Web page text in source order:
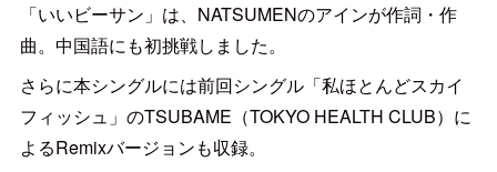
「いいビーサン」は、NATSUMENのアインが作詞・作
曲。中国語にも初挑戦しました。
さらに本シングルには前回シングル「私ほとんどスカイ
フィッシュ」のTSUBAME（TOKYO HEALTH CLUB）に
よるRemixバージョンも収録。